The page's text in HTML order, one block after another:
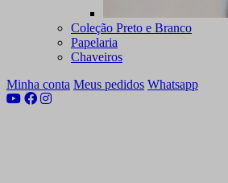
Coleção Preto e Branco
Papelaria
Chaveiros
Minha conta Meus pedidos Whatsapp